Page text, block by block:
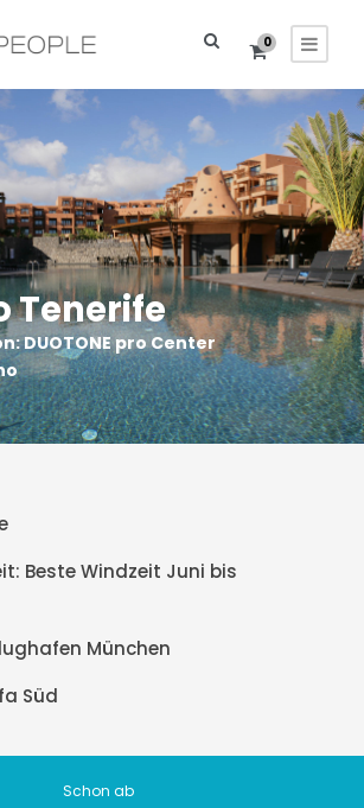
0
Tenerife
DUOTONE pro Center
Beste Windzeit Juni bis
München
Süd
Schon ab